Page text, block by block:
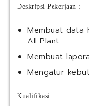
Deskripsi Pekerjaan :
Membuat data
All Plant
Membuat
Mengatur
Kualifikasi :